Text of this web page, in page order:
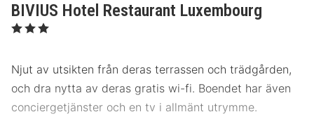
BIVIUS Hotel Restaurant Luxembourg
, 3 Stjärnor
Njut av utsikten från deras terrassen och trädgården,
och dra nytta av deras gratis wi-fi. Boendet har även
conciergetjänster och en tv i allmänt utrymme.